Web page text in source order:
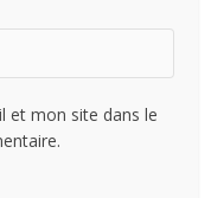
et mon site dans le